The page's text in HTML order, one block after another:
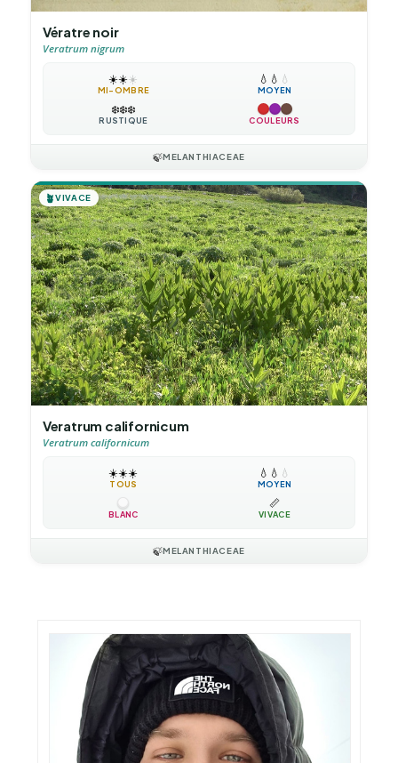
Vératre noir
Veratrum nigrum
☀️☀️☀️
MI-OMBRE
💧 💧 💧
MOYEN
❄️❄️❄️
RUSTIQUE COULEURS
🍃MELANTHIACEAE
🪴VIVACE
Veratrum californicum
Veratrum californicum
☀️☀️☀️
TOUS
💧 💧 💧
MOYEN
BLANC
📏
VIVACE
🍃MELANTHIACEAE